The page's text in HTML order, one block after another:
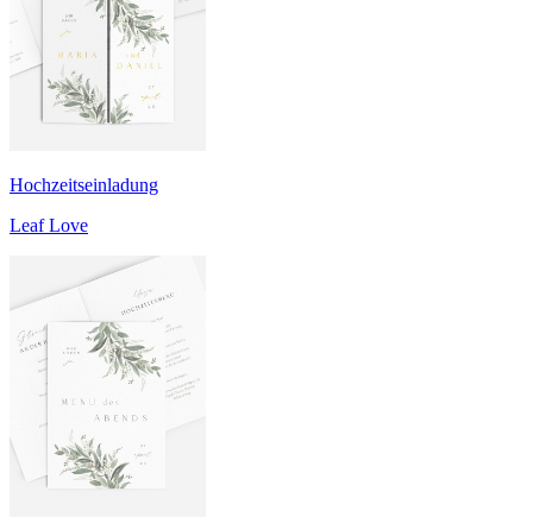
Hochzeitseinladung
Leaf Love